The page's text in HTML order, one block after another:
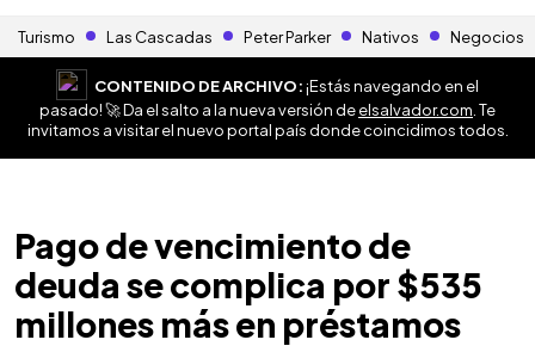
Turismo Las Cascadas Peter Parker Nativos Negocios
CONTENIDO DE ARCHIVO:¡Estás navegando en el
pasado! 🚀 Da el salto a la nueva versión deelsalvador.com . Te
invitamos a visitar el nuevo portal país donde coincidimos todos.
Pago de vencimiento de
deuda se complica por $535
millones más en préstamos